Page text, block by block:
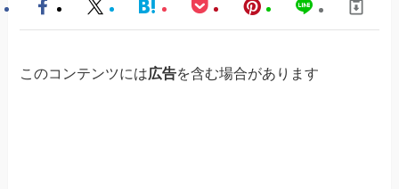
このコンテンツには広告を含む場合があります